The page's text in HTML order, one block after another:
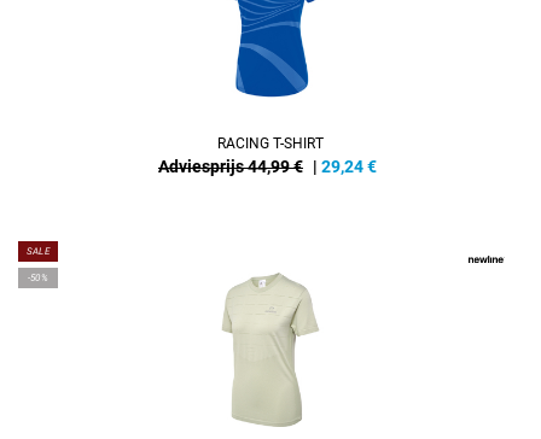
RACING T-SHIRT
Adviesprijs 44,99 € | 29,24€
SALE
-50%